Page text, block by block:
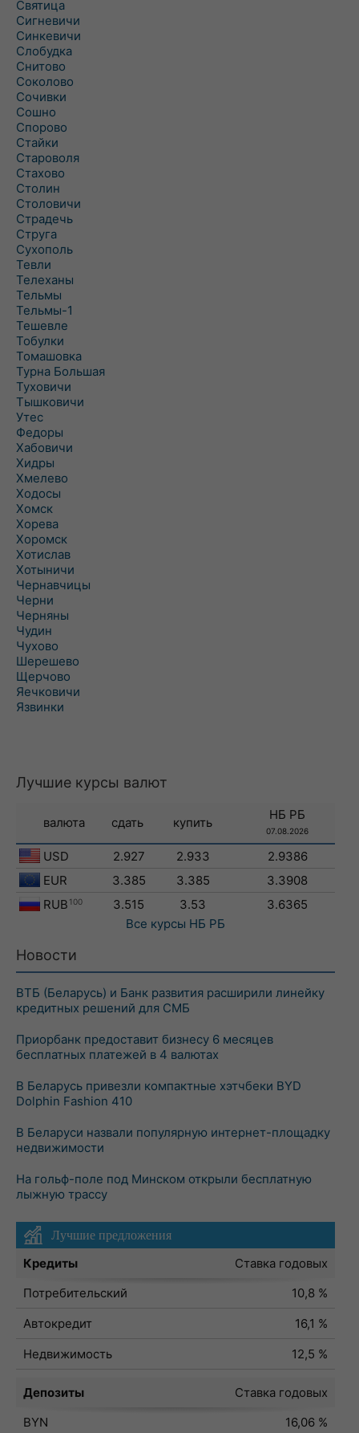
Святица
Сигневичи
Синкевичи
Слобудка
Снитово
Соколово
Сочивки
Сошно
Спорово
Стайки
Староволя
Стахово
Столин
Столовичи
Страдечь
Струга
Сухополь
Тевли
Телеханы
Тельмы
Тельмы-1
Тешевле
Тобулки
Томашовка
Турна Большая
Туховичи
Тышковичи
Утес
Федоры
Хабовичи
Хидры
Хмелево
Ходосы
Хомск
Хорева
Хоромск
Хотислав
Хотыничи
Чернавчицы
Черни
Черняны
Чудин
Чухово
Шерешево
Щерчово
Яечковичи
Язвинки
Лучшие курсы валют
валюта сдать купить
НБ РБ
07.08.2026
USD 2.927 2.933
2.9386
EUR
3.385 3.385
3.3908
RUB 100 3.515 3.53
3.6365
Все курсы НБ РБ
Новости
ВТБ (Беларусь) и Банк развития расширили линейку
кредитных решений для СМБ
Приорбанк предоставит бизнесу 6 месяцев
бесплатных платежей в 4 валютах
В Беларусь привезли компактные хэтчбеки BYD
Dolphin Fashion 410
В Беларуси назвали популярную интернет-площадку
недвижимости
На гольф-поле под Минском открыли бесплатную
лыжную трассу
Лучшие предложения
Кредиты
Ставка годовых
Потребительский
10,8 %
Автокредит
16,1 %
Недвижимость
12,5 %
Депозиты
Ставка годовых
BYN
16,06 %